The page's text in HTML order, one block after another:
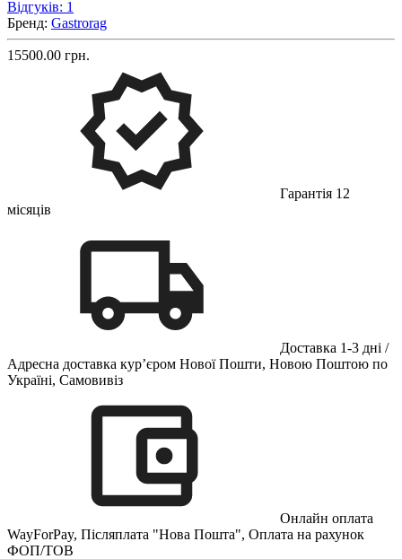
Відгуків: 1
Бренд: Gastrorag
15500.00 грн.
Гарантія 12
місяців
Доставка 1-3 дні /
Адресна доставка кур’єром Нової Пошти, Новою Поштою по
Україні, Самовивіз
Онлайн оплата
WayForPay, Післяплата "Нова Пошта", Оплата на рахунок
ФОП/ТОВ